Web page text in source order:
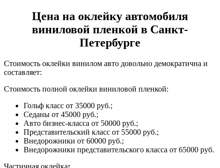
Цена на оклейку автомобиля
виниловой пленкой в Санкт-
Петербурге
Стоимость оклейки винилом авто довольно демократична и
составляет:
Стоимость полной оклейки виниловой пленкой:
Гольф класс от 35000 руб.;
Седаны от 45000 руб.;
Авто бизнес-класса от 50000 руб.;
Представительский класс от 55000 руб.;
Внедорожники от 60000 руб.;
Внедорожники представительского класса от 65000 руб.
Частичная оклейка: